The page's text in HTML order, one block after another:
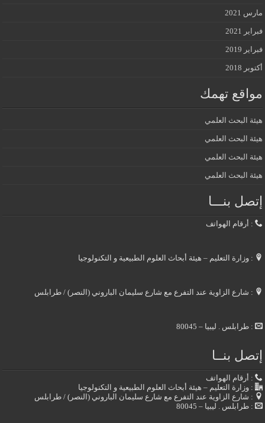
مارس 2021
فبراير 2021
فبراير 2019
أكتوبر 2018
مواقع تهمك
هيئة البحث العلمي
هيئة البحث العلمي
هيئة البحث العلمي
هيئة البحث العلمي
إتصل بنـــا
: أرقام الهواتف
: وزارة التعليم – هيئة أبحاث العلوم الطبيعية و التكنولوجيا
: شارع الزاوية عند التفرع مع شارع سليمان الباروني (النصر) / طرابلس
: طرابلس . ليبيا – 80045
إتصل بنــا
: أرقام الهواتف
: وزارة التعليم – هيئة أبحاث العلوم الطبيعية و التكنولوجيا
: شارع الزاوية عند التفرع مع شارع سليمان الباروني (النصر) / طرابلس
: طرابلس . ليبيا – 80045